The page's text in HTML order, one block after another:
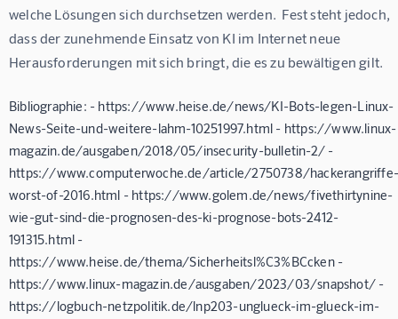
welche Lösungen sich durchsetzen werden.  Fest steht jedoch,
dass der zunehmende Einsatz von KI im Internet neue
Herausforderungen mit sich bringt, die es zu bewältigen gilt.
Bibliographie: - https://www.heise.de/news/KI-Bots-legen-Linux-
News-Seite-und-weitere-lahm-10251997.html - https://www.linux-
magazin.de/ausgaben/2018/05/insecurity-bulletin-2/ -
https://www.computerwoche.de/article/2750738/
worst-of-2016.html - https://www.golem.de/news/fivethirtynine-
wie-gut-sind-die-prognosen-des-ki-prognose-bots-2412-
191315.html -
https://www.heise.de/thema/Sicherheitsl%C3%BCcken -
https://www.linux-magazin.de/ausgaben/2023/03/snapshot/ -
https://logbuch-netzpolitik.de/lnp203-unglueck-im-glueck-im-